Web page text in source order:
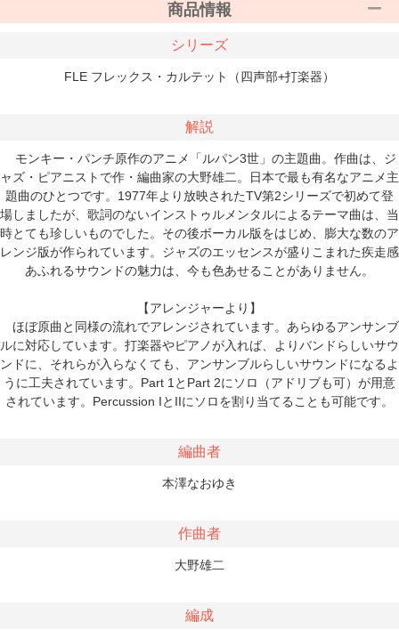
商品情報
シリーズ
FLE フレックス・カルテット（四声部+打楽器）
解説
モンキー・パンチ原作のアニメ「ルパン3世」の主題曲。作曲は、ジ
ャズ・ピアニストで作・編曲家の大野雄二。日本で最も有名なアニメ主
題曲のひとつです。1977年より放映されたTV第2シリーズで初めて登
場しましたが、歌詞のないインストゥルメンタルによるテーマ曲は、当
時とても珍しいものでした。その後ボーカル版をはじめ、膨大な数のア
レンジ版が作られています。ジャズのエッセンスが盛りこまれた疾走感
あふれるサウンドの魅力は、今も色あせることがありません。
【アレンジャーより】
ほぼ原曲と同様の流れでアレンジされています。あらゆるアンサンブ
ルに対応しています。打楽器やピアノが入れば、よりバンドらしいサウ
ンドに、それらが入らなくても、アンサンブルらしいサウンドになるよ
うに工夫されています。Part 1とPart 2にソロ（アドリブも可）が用意
されています。Percussion IとIIにソロを割り当てることも可能です。
編曲者
本澤なおゆき
作曲者
大野雄二
編成